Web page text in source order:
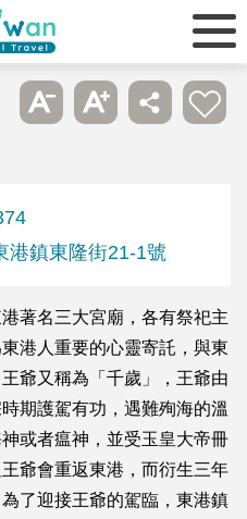
港鎮東隆街21-1號
著名三大宮廟，各有祭祀主
港人重要的心靈寄託，與東
爺又稱為「千歲」，王爺由
期護駕有功，遇難殉海的溫
或者瘟神，並受玉皇大帝冊
爺會重返東港，而衍生三年
了迎接王爺的駕臨，東港鎮